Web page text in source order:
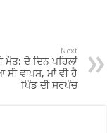
Next
ਮੌਤ: ਦੋ ਦਿਨ ਪਹਿਲਾਂ
ਵਾਪਸ, ਮਾਂ ਵੀ ਹੈ
ਪਿੰਡ ਦੀ ਸਰਪੰਚ